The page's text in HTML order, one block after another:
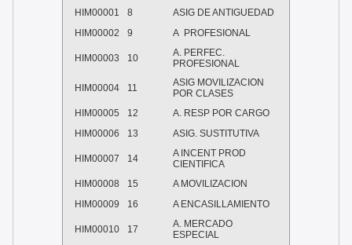
HIM00001
8
ASIG DE ANTIGUEDAD
HIM00002
9 A PROFESIONAL
HIM00003 10
A. PERFEC.
PROFESIONAL
HIM00004 11
ASIG MOVILIZACION
POR CLASES
HIM00005
12
A. RESP POR CARGO
HIM00006
13 ASIG. SUSTITUTIVA
HIM00007 14
A INCENT PROD
CIENTIFICA
HIM00008
15
A MOVILIZACION
HIM00009
16 A ENCASILLAMIENTO
HIM00010 17
A. MERCADO
ESPECIAL